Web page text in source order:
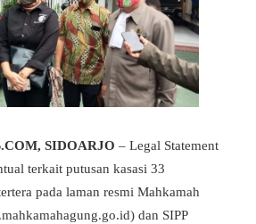
SIDOARJO – Legal Statement
terkait putusan kasasi 33
pada laman resmi Mahkamah
dan SIPP